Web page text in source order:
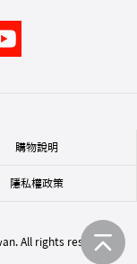
購物說明
隱私權政策
All rights reserved.